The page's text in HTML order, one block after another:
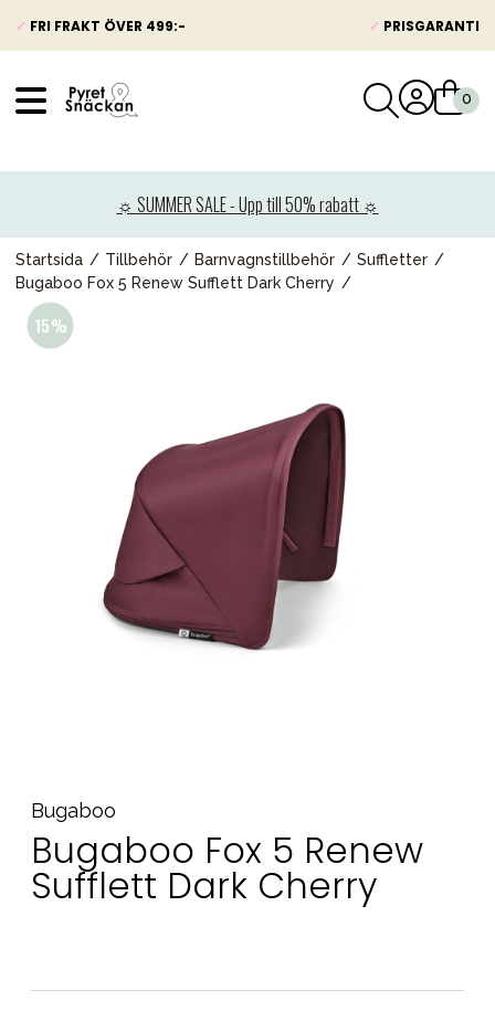
✓ FRI FRAKT ÖVER 499:- ✓ PRISGARANTI
☼ SUMMER SALE - Upp till 50% rabatt ☼
Startsida Tillbehör Barnvagnstillbehör
Suffletter
Bugaboo Fox 5 Renew Sufflett Dark Cherry
Bugaboo
Bugaboo Fox 5 Renew
Sufflett Dark Cherry
Barnvagnar
Bilbarnstolar
Förälder
Möbler & bädd
Tillbehör
Reservdelar
Kampanjer
Presenttips
Våra favoriter
Sol och bad
Kontakta oss
Uthyrning Vår butik